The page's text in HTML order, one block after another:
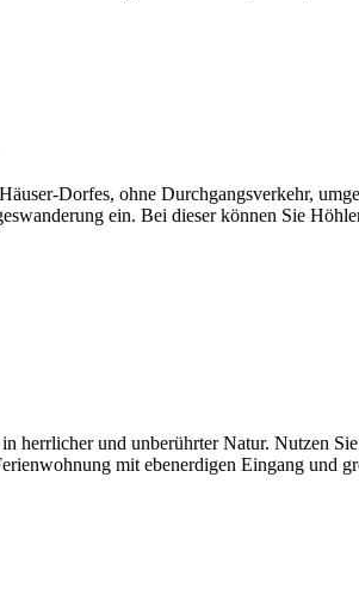
Dorfes, ohne Durch­gangs­ver­kehr,
ein. Bei dieser können Sie
herr­li­cher und unbe­rührter Natur. Nutzen
mit eben­erdigen Eingang und